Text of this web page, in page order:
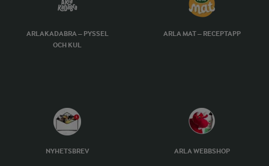
ARLAKADABRA – PYSSEL
OCH KUL
ARLA MAT – RECEPTAPP
NYHETSBREV ARLA WEBBSHOP